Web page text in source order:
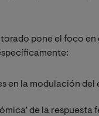
pone el foco en
en la modulación
de la